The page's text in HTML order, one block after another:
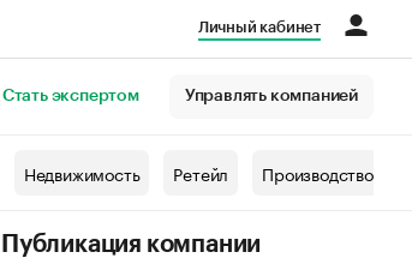
Личный кабинет
Стать экспертом Управлять компанией
Недвижимость Ретейл Производство
Публикация компании